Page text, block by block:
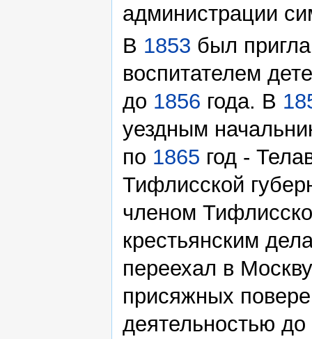
администрации
В 1853 был
воспитателем
до 1856 года. В
уездным
по 1865 год -
Тифлисской
членом
крестьянским
переехал в
присяжных
деятельностью